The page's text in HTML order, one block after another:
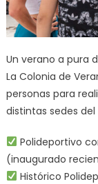
Un verano a pura
La Colonia de
personas para
distintas sedes del
Polideportivo
(inaugurado
Histórico